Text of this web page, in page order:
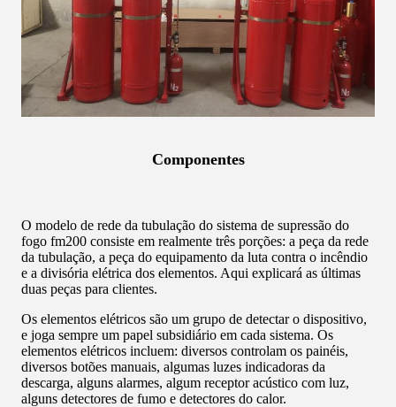
Componentes
O modelo de rede da tubulação do sistema de supressão do
fogo fm200 consiste em realmente três porções: a peça da rede
da tubulação, a peça do equipamento da luta contra o incêndio
e a divisória elétrica dos elementos. Aqui explicará as últimas
duas peças para clientes.
Os elementos elétricos são um grupo de detectar o dispositivo,
e joga sempre um papel subsidiário em cada sistema. Os
elementos elétricos incluem: diversos controlam os painéis,
diversos botões manuais, algumas luzes indicadoras da
descarga, alguns alarmes, algum receptor acústico com luz,
alguns detectores de fumo e detectores do calor.